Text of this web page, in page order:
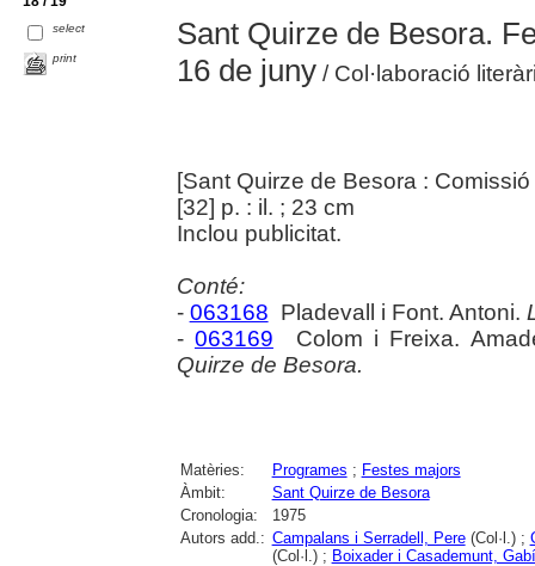
select
print
Sant Quirze de Besora.
16 de juny/ Col·laboració
[Sant Quirze de Besora :
[32] p. : il. ; 23 cm
Inclou publicitat.
Conté:
- 063168 Pladevall i Font. Antoni.
- 063169 Colom i Freixa.
Quirze de Besora.
Matèries: Programes ; Festes majors
Àmbit:
Sant Quirze de Besora
Cronologia:
1975
Autors add.: Campalans i Serradell, Pere(Col·l.) ;
(Col·l.) ; Boixader i Casademunt, Gabí